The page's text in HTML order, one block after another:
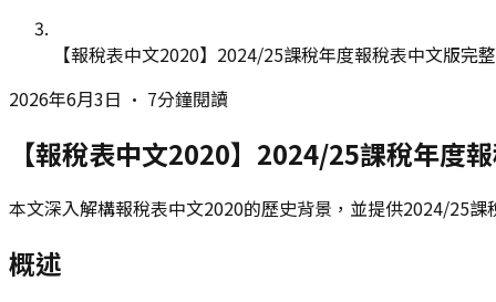
【報稅表中文2020】2024/25課稅年度報稅表中文版完
2026年6月3日 • 7分鐘閱讀
【報稅表中文2020】2024/25課稅年度
本文深入解構報稅表中文2020的歷史背景，並提供2024/25
概述